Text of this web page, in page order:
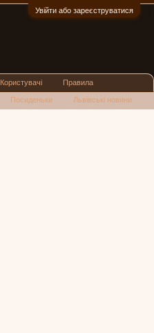
Увійти або зареєструватися
Користувачі Правила
Посиденьки Львівські новини